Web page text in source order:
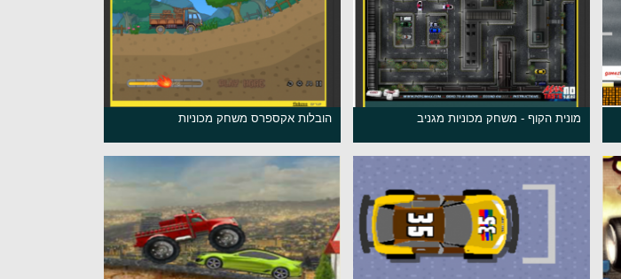
מונית הקוף - משחק מכוניות מגניב הובלות אקספרס משחק מכוניות